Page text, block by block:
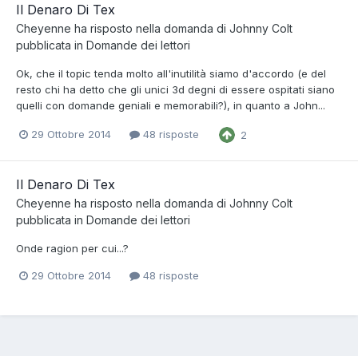
Il Denaro Di Tex
Cheyenne ha risposto nella domanda di Johnny Colt
pubblicata in Domande dei lettori
Ok, che il topic tenda molto all'inutilità siamo d'accordo (e del
resto chi ha detto che gli unici 3d degni di essere ospitati siano
quelli con domande geniali e memorabili?), in quanto a John...
29 Ottobre 2014 48 risposte 2
Il Denaro Di Tex
Cheyenne ha risposto nella domanda di Johnny Colt
pubblicata in Domande dei lettori
Onde ragion per cui...?
29 Ottobre 2014 48 risposte